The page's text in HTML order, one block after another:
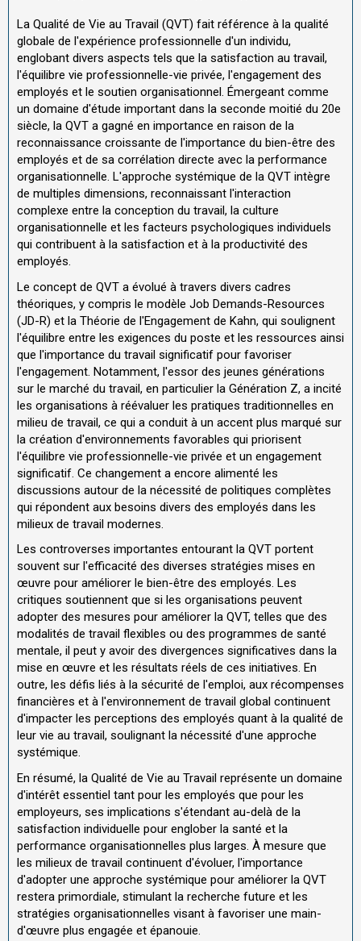
La Qualité de Vie au Travail (QVT) fait référence à la qualité
globale de l'expérience professionnelle d'un individu,
englobant divers aspects tels que la satisfaction au travail,
l'équilibre vie professionnelle-vie privée, l'engagement des
employés et le soutien organisationnel. Émergeant comme
un domaine d'étude important dans la seconde moitié du 20e
siècle, la QVT a gagné en importance en raison de la
reconnaissance croissante de l'importance du bien-être des
employés et de sa corrélation directe avec la performance
organisationnelle. L'approche systémique de la QVT intègre
de multiples dimensions, reconnaissant l'interaction
complexe entre la conception du travail, la culture
organisationnelle et les facteurs psychologiques individuels
qui contribuent à la satisfaction et à la productivité des
employés.
Le concept de QVT a évolué à travers divers cadres
théoriques, y compris le modèle Job Demands-Resources
(JD-R) et la Théorie de l'Engagement de Kahn, qui soulignent
l'équilibre entre les exigences du poste et les ressources ainsi
que l'importance du travail significatif pour favoriser
l'engagement. Notamment, l'essor des jeunes générations
sur le marché du travail, en particulier la Génération Z, a incité
les organisations à réévaluer les pratiques traditionnelles en
milieu de travail, ce qui a conduit à un accent plus marqué sur
la création d'environnements favorables qui priorisent
l'équilibre vie professionnelle-vie privée et un engagement
significatif. Ce changement a encore alimenté les
discussions autour de la nécessité de politiques complètes
qui répondent aux besoins divers des employés dans les
milieux de travail modernes.
Les controverses importantes entourant la QVT portent
souvent sur l'efficacité des diverses stratégies mises en
œuvre pour améliorer le bien-être des employés. Les
critiques soutiennent que si les organisations peuvent
adopter des mesures pour améliorer la QVT, telles que des
modalités de travail flexibles ou des programmes de santé
mentale, il peut y avoir des divergences significatives dans la
mise en œuvre et les résultats réels de ces initiatives. En
outre, les défis liés à la sécurité de l'emploi, aux récompenses
financières et à l'environnement de travail global continuent
d'impacter les perceptions des employés quant à la qualité de
leur vie au travail, soulignant la nécessité d'une approche
systémique.
En résumé, la Qualité de Vie au Travail représente un domaine
d'intérêt essentiel tant pour les employés que pour les
employeurs, ses implications s'étendant au-delà de la
satisfaction individuelle pour englober la santé et la
performance organisationnelles plus larges. À mesure que
les milieux de travail continuent d'évoluer, l'importance
d'adopter une approche systémique pour améliorer la QVT
restera primordiale, stimulant la recherche future et les
stratégies organisationnelles visant à favoriser une main-
d'œuvre plus engagée et épanouie.